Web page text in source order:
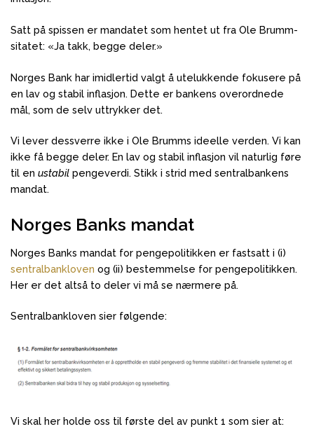
Satt på spissen er mandatet som hentet ut fra Ole Brumm-
sitatet: «Ja takk, begge deler.»
Norges Bank har imidlertid valgt å utelukkende fokusere på
en lav og stabil inflasjon. Dette er bankens overordnede
mål, som de selv uttrykker det.
Vi lever dessverre ikke i Ole Brumms ideelle verden. Vi kan
ikke få begge deler. En lav og stabil inflasjon vil naturlig føre
til en ustabil pengeverdi. Stikk i strid med sentralbankens
mandat.
Norges Banks mandat
Norges Banks mandat for pengepolitikken er fastsatt i (i)
sentralbankloven og (ii) bestemmelse for pengepolitikken.
Her er det altså to deler vi må se nærmere på.
Sentralbankloven sier følgende:
Vi skal her holde oss til første del av punkt 1 som sier at: